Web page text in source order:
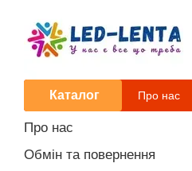
Каталог Про нас
Новини
Про нас
Обмін та повернення